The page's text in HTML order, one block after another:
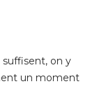
suffisent, on y
un moment